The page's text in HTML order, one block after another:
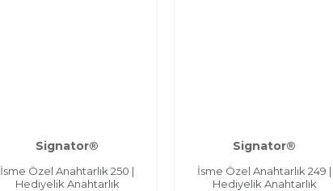
Signator®
İsme Özel Anahtarlık 250 |
Hediyelik Anahtarlık
Signator®
İsme Özel Anahtarlık 249 |
Hediyelik Anahtarlık